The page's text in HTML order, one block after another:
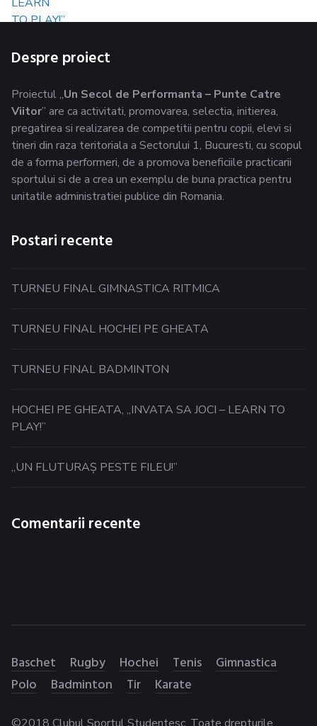
Despre proiect
Proiectul „Un Secol de Performanta – Punte Catre
Viitor” are ca activitati, promovarea, selectia, initierea,
pregatirea si realizarea de competitii pentru copii, elevi si
tineri din raza teritoriala a Sectorului 1, Bucuresti, cu scopul
de a forma performeri, de a promova beneficiile practicarii
sportului si de a crea un exemplu de buna practica pentru
unitatile administratiei publice din Romania.
Postari recente
TURNEU FINAL GIMNASTICA RITMICA
TURNEU FINAL HOCHEI PE GHEATA
TURNEU FINAL BADMINTON
HOCHEI PE GHEATA, „INVATA SA JOCI – LEARN TO
PLAY!”
„UN FLUTURAȘ PESTE FILEU!”
Comentarii recente
Baschet Rugby Hochei Tenis
Gimnastica
Polo
Badminton Tir Karate